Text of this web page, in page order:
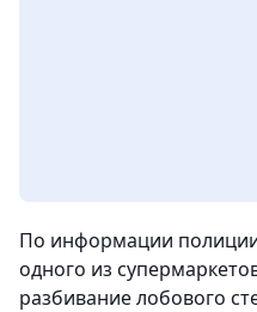
По информации
одного из
разбивание лобового